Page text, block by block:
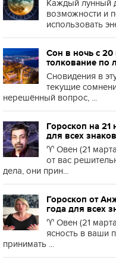
Каждый лунный
возможности и
использовать
Сон в ночь с 20
толкование по
Сновидения в
текущие
нерешённый вопрос, ...
Гороскоп на
для всех
♈️ Овен (21
от вас
дела, они прин...
Гороскоп от
года для всех
♈️ Овен (21
ясность в ваши
принимать ...